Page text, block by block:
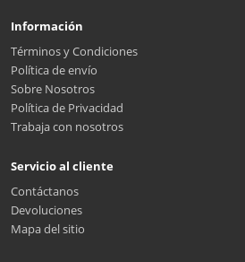
Información
Términos y Condiciones
Política de envío
Sobre Nosotros
Política de Privacidad
Trabaja con nosotros
Servicio al cliente
Contáctanos
Devoluciones
Mapa del sitio